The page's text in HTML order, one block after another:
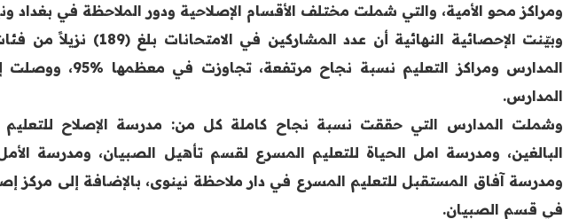
ومراكز محو الأمية، والتي شملت مختلف الأقسام الإصلاحية ودور الملاحظة في بغداد
وبيّنت الإحصائية النهائية أن عدد
المدارس.
وشملت المدارس التي حققت نسبة نجاح كاملة كل من: مدرسة الإصلاح
البالغين، ومدرسة امل الحياة للتعليم المسرع لقسم تأهيل الصبيان، ومدرسة
ومدرسة آفاق المستقبل للتعليم المسرع في دار ملاحظة نينوى، بالإضافة إلى مركز
في قسم الصبيان.